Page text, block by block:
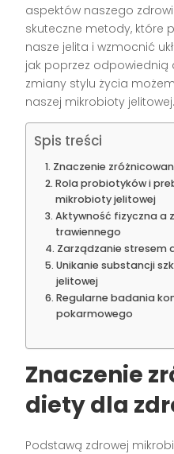
aspektów naszego
skuteczne metody,
nasze jelita i wzmocnić
jak poprzez odpowiednią
zmiany stylu życia
naszej mikrobioty jelitowej.
Spis treści
Znaczenie
Rola probiotyków i
mikrobioty jelitowej
Aktywność fizyczna a
trawiennego
Zarządzanie stresem
Unikanie substancji
jelitowej
Regularne badania
pokarmowego
Znaczenie
diety dla
Podstawą zdrowej